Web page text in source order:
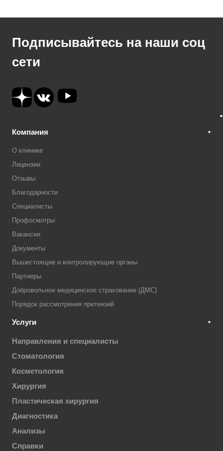
Подписывайтесь на наши соц
сети
Компания
О клинике
Лицензии
Отзывы
Благодарности
Специалисты
Профосмотры
Вакансии
Документы
Вышестоящие и контролирующие органы
Партнеры
Добровольное медицинское страхование (ДМС)
Порядок рассмотрения претензий
Услуги
Направления и специалисты
Стоматология
Косметология
Хирургия
Пластическая хирургия
Диагностика
Анализы
Справки